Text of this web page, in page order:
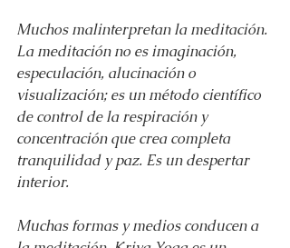
Muchos malinterpretan la meditación.
La meditación no es imaginación,
especulación, alucinación o
visualización; es un método científico
de control de la respiración y
concentración que crea completa
tranquilidad y paz. Es un despertar
interior.
Muchas formas y medios conducen a